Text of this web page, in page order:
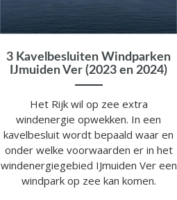
3 Kavelbesluiten Windparken
IJmuiden Ver (2023 en 2024)
Het Rijk wil op zee extra
windenergie opwekken. In een
kavelbesluit wordt bepaald waar en
onder welke voorwaarden er in het
windenergiegebied IJmuiden Ver een
windpark op zee kan komen.